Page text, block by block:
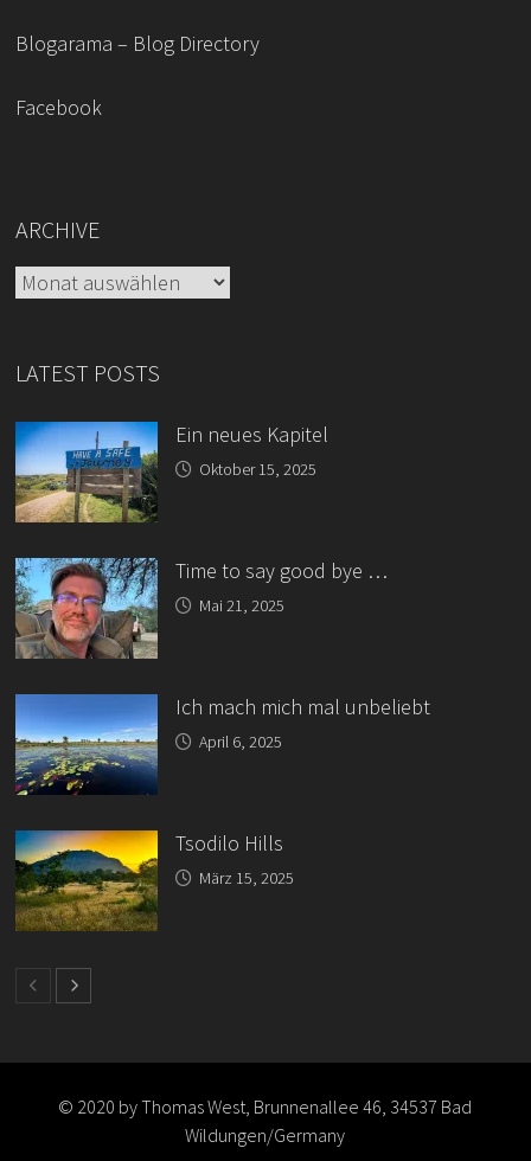
Blogarama – Blog Directory
Facebook
ARCHIVE
Archive
LATEST POSTS
Ein neues Kapitel
Oktober 15, 2025
Time to say good bye …
Mai 21, 2025
Ich mach mich mal unbeliebt
April 6, 2025
Tsodilo Hills
März 15, 2025
© 2020 by Thomas West, Brunnenallee 46, 34537 Bad
Wildungen/Germany